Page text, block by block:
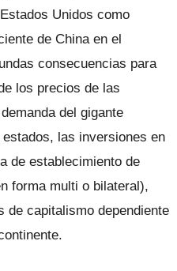
Unidos como
de China en el
consecuencias para
los precios de las
del gigante
las inversiones en
de establecimiento de
forma multi o bilateral),
de capitalismo dependiente